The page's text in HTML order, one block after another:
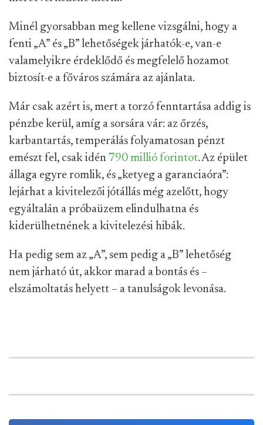
Minél gyorsabban meg kellene vizsgálni, hogy a
fenti „A” és „B” lehetőségek járhatók-e, van-e
valamelyikre érdeklődő és megfelelő hozamot
biztosít-e a főváros számára az ajánlata.
Már csak azért is, mert a torzó fenntartása addig is
pénzbe kerül, amíg a sorsára vár: az őrzés,
karbantartás, temperálás folyamatosan pénzt
emészt fel, csak idén 790 millió forintot. Az épület
állaga egyre romlik, és „ketyeg a garanciaóra”:
lejárhat a kivitelezői jótállás még azelőtt, hogy
egyáltalán a próbaüzem elindulhatna és
kiderülhetnének a kivitelezési hibák.
Ha pedig sem az „A”, sem pedig a „B” lehetőség
nem járható út, akkor marad a bontás és –
elszámoltatás helyett – a tanulságok levonása.